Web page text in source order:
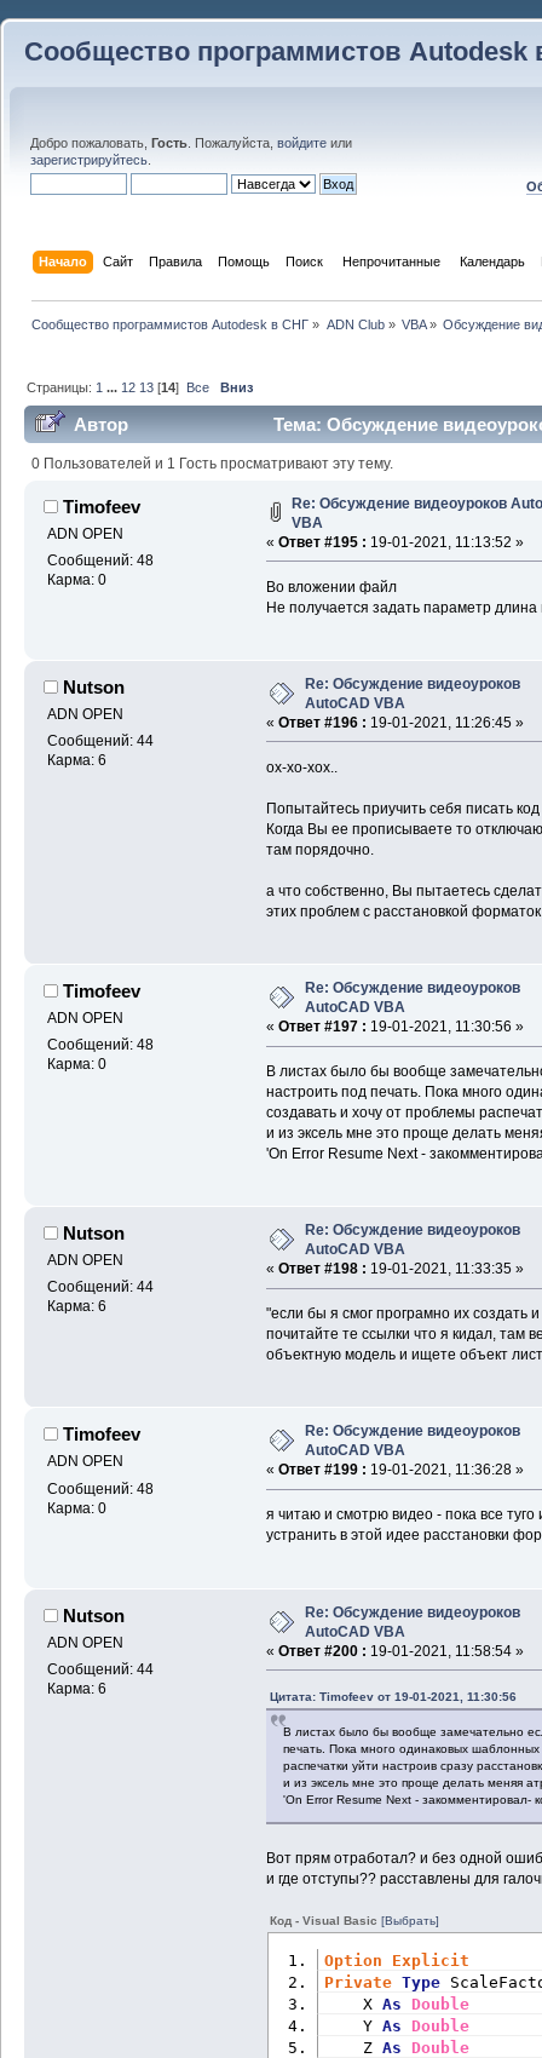
Сообщество программистов Autodesk
Добро пожаловать, Гость . Пожалуйста, войдите или
зарегистрируйтесь
Начало Сайт Правила Помощь Поиск Непрочитанные Календарь
Сообщество программистов Autodesk в СНГ » ADN Club» VBA» Обсуждение
Страницы: 1 ... 12 13 [14] Все Вниз
Автор
Тема: Обсуждение
раз)
0 Пользователей и 1 Гость просматривают эту тему.
Timofeev
ADN OPEN
Сообщений: 48
Карма: 0
Re: Обсуждение видеоуроков
VBA
« Ответ #195 : 19-01-2021, 11:13:52 »
Во вложении файл
Не получается задать параметр длина
Nutson
ADN OPEN
Сообщений: 44
Карма: 6
Re: Обсуждение видеоуроков
AutoCAD VBA
« Ответ #196 : 19-01-2021, 11:26:45 »
ох-хо-хох..
Попытайтесь приучить себя писать
Когда Вы ее прописываете то
там порядочно.
а что собственно, Вы пытаетесь
этих проблем с расстановкой
Timofeev
ADN OPEN
Сообщений: 48
Карма: 0
Re: Обсуждение видеоуроков
AutoCAD VBA
« Ответ #197 : 19-01-2021, 11:30:56 »
В листах было бы вообще
настроить под печать. Пока много
создавать и хочу от проблемы
и из эксель мне это проще делать
'On Error Resume Next -
Nutson
ADN OPEN
Сообщений: 44
Карма: 6
Re: Обсуждение видеоуроков
AutoCAD VBA
« Ответ #198 : 19-01-2021, 11:33:35 »
"если бы я смог програмно их создать
почитайте те ссылки что я кидал, там
объектную модель и ищете объект
Timofeev
ADN OPEN
Сообщений: 48
Карма: 0
Re: Обсуждение видеоуроков
AutoCAD VBA
« Ответ #199 : 19-01-2021, 11:36:28 »
я читаю и смотрю видео - пока все
устранить в этой идее расстановки
Nutson
ADN OPEN
Сообщений: 44
Карма: 6
Re: Обсуждение видеоуроков
AutoCAD VBA
« Ответ #200 : 19-01-2021, 11:58:54 »
Цитата: Timofeev от 19-01-2021, 11:30:56
В листах было бы вообще замечательно
печать. Пока много одинаковых
распечатки уйти настроив сразу
и из эксель мне это проще делать меняя
'On Error Resume Next - закомментировал-
Вот прям отработал? и без одной
и где отступы?? расставлены для
Код - Visual Basic [Выбрать]
Option
Explicit
Private Type
X As
Double
Y As
Double
Z As
Double